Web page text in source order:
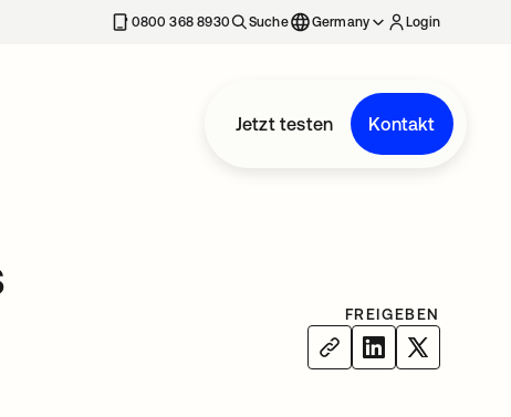
0800 368 8930 Suche Germany Login
Jetzt testen Kontakt
FREIGEBEN